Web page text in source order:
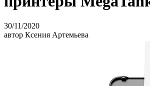
30/11/2020
автор Ксения Артемьева